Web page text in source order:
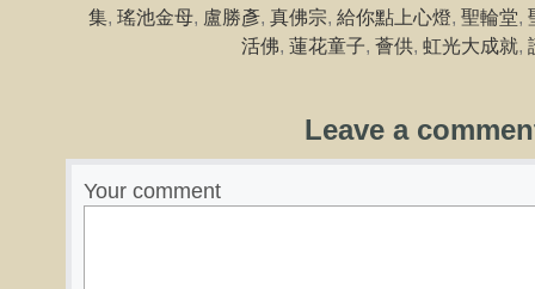
集, 瑤池金母, 盧勝彥, 真佛宗, 給你點上心燈, 聖輪堂,
活佛, 蓮花童子, 薈供, 虹光大成就,
Leave a
Your comment